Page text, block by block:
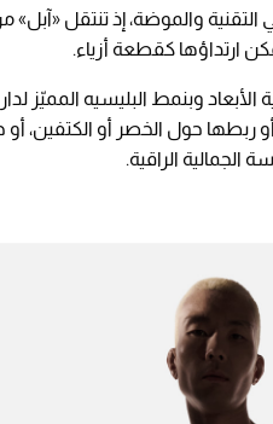
التقنية والموضة، إذ تنتقل
ارتداؤها كقطعة أزياء.
وبنمط البليسيه المميّز لدار
ربطها حول الخصر أو الكتفين، أو
الجمالية الراقية.